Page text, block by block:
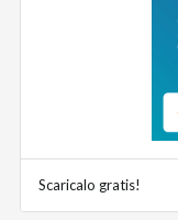
Scaricalo gratis!